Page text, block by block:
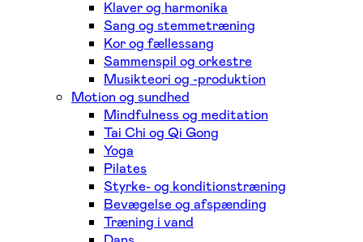
Klaver og harmonika
Sang og stemmetræning
Kor og fællessang
Sammenspil og orkestre
Musikteori og -produktion
Motion og sundhed
Mindfulness og meditation
Tai Chi og Qi Gong
Yoga
Pilates
Styrke- og konditionstræning
Bevægelse og afspænding
Træning i vand